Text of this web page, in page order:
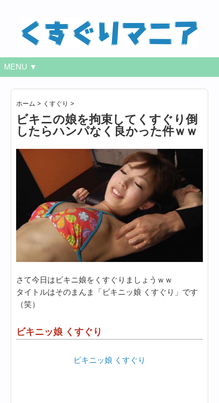
MENU ▼
ホーム > くすぐり >
ビキニの娘を拘束してくすぐり倒
したらハンパなく良かった件ｗｗ
さて今日はビキニ娘をくすぐりましょうｗｗ
タイトルはそのまんま「ビキニッ娘 くすぐり」です
（笑）
ビキニッ娘 くすぐり
ビキニッ娘 くすぐり